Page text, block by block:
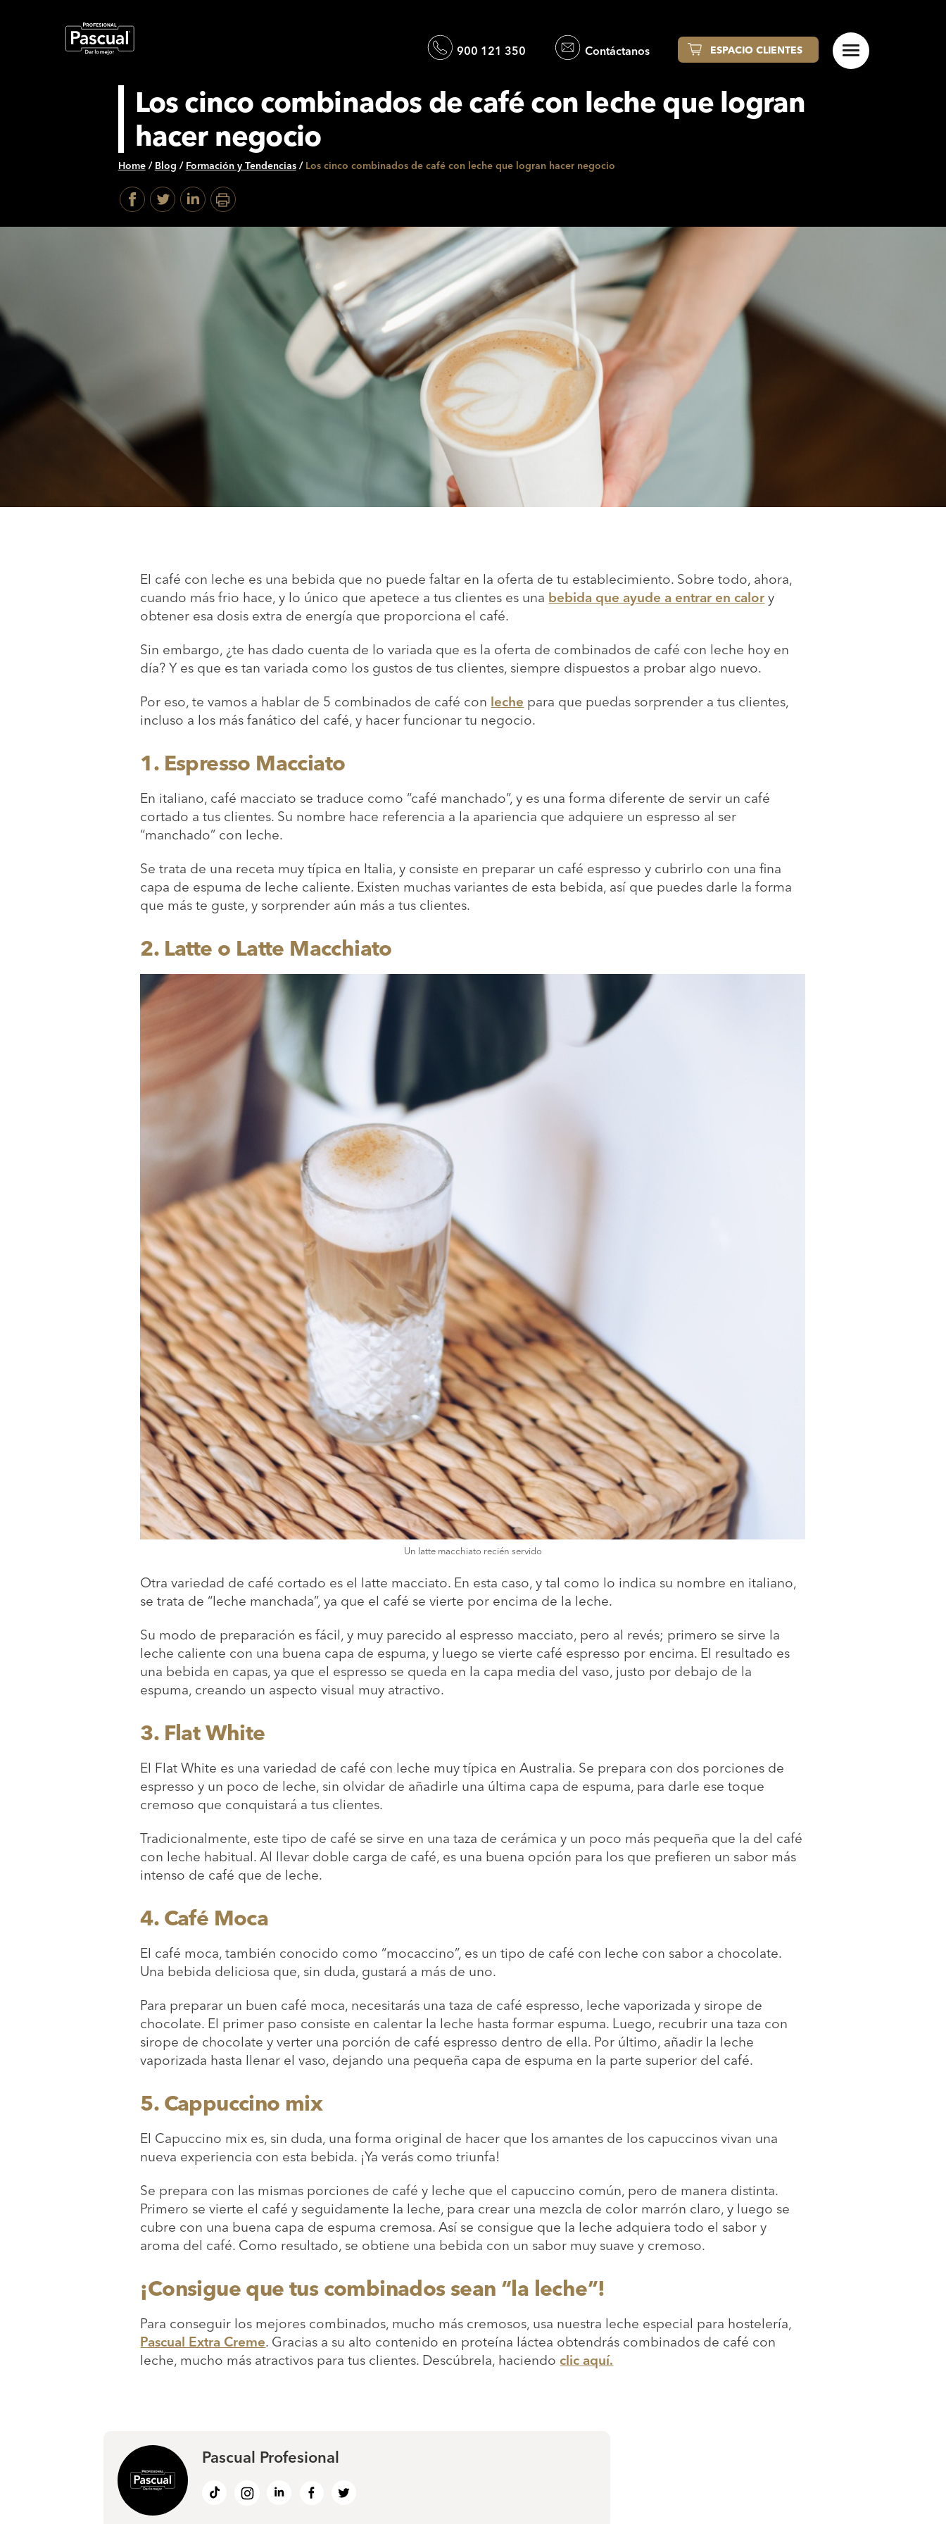
900 121 350 Contáctanos ESPACIO CLIENTES
Los cinco combinados de café con leche que logran
hacer negocio
Home/ Blog / Formación y Tendencias/ Los cinco combinados de café con leche que logran hacer negocio
El café con leche es una bebida que no puede faltar en la oferta de tu establecimiento. Sobre todo, ahora,
cuando más frio hace, y lo único que apetece a tus clientes es una bebida que ayude a entrar en calor y
obtener esa dosis extra de energía que proporciona el café.
Sin embargo, ¿te has dado cuenta de lo variada que es la oferta de combinados de café con leche hoy en
día? Y es que es tan variada como los gustos de tus clientes, siempre dispuestos a probar algo nuevo.
Por eso, te vamos a hablar de 5 combinados de café con leche para que puedas sorprender a tus clientes,
incluso a los más fanático del café, y hacer funcionar tu negocio.
1. Espresso Macciato
En italiano, café macciato se traduce como “café manchado”, y es una forma diferente de servir un café
cortado a tus clientes. Su nombre hace referencia a la apariencia que adquiere un espresso al ser
“manchado” con leche.
Se trata de una receta muy típica en Italia, y consiste en preparar un café espresso y cubrirlo con una fina
capa de espuma de leche caliente. Existen muchas variantes de esta bebida, así que puedes darle la forma
que más te guste, y sorprender aún más a tus clientes.
2. Latte o Latte Macchiato
Un latte macchiato recién servido
Otra variedad de café cortado es el latte macciato. En esta caso, y tal como lo indica su nombre en italiano,
se trata de “leche manchada”, ya que el café se vierte por encima de la leche.
Su modo de preparación es fácil, y muy parecido al espresso macciato, pero al revés; primero se sirve la
leche caliente con una buena capa de espuma, y luego se vierte café espresso por encima. El resultado es
una bebida en capas, ya que el espresso se queda en la capa media del vaso, justo por debajo de la
espuma, creando un aspecto visual muy atractivo.
3. Flat White
El Flat White es una variedad de café con leche muy típica en Australia. Se prepara con dos porciones de
espresso y un poco de leche, sin olvidar de añadirle una última capa de espuma, para darle ese toque
cremoso que conquistará a tus clientes.
Tradicionalmente, este tipo de café se sirve en una taza de cerámica y un poco más pequeña que la del café
con leche habitual. Al llevar doble carga de café, es una buena opción para los que prefieren un sabor más
intenso de café que de leche.
4. Café Moca
El café moca, también conocido como “mocaccino”, es un tipo de café con leche con sabor a chocolate.
Una bebida deliciosa que, sin duda, gustará a más de uno.
Para preparar un buen café moca, necesitarás una taza de café espresso, leche vaporizada y sirope de
chocolate. El primer paso consiste en calentar la leche hasta formar espuma. Luego, recubrir una taza con
sirope de chocolate y verter una porción de café espresso dentro de ella. Por último, añadir la leche
vaporizada hasta llenar el vaso, dejando una pequeña capa de espuma en la parte superior del café.
5. Cappuccino mix
El Capuccino mix es, sin duda, una forma original de hacer que los amantes de los capuccinos vivan una
nueva experiencia con esta bebida. ¡Ya verás como triunfa!
Se prepara con las mismas porciones de café y leche que el capuccino común, pero de manera distinta.
Primero se vierte el café y seguidamente la leche, para crear una mezcla de color marrón claro, y luego se
cubre con una buena capa de espuma cremosa. Así se consigue que la leche adquiera todo el sabor y
aroma del café. Como resultado, se obtiene una bebida con un sabor muy suave y cremoso.
¡Consigue que tus combinados sean “la leche”!
Para conseguir los mejores combinados, mucho más cremosos, usa nuestra leche especial para hostelería,
Pascual Extra Creme. Gracias a su alto contenido en proteína láctea obtendrás combinados de café con
leche, mucho más atractivos para tus clientes. Descúbrela, haciendo clic aquí.
Pascual Profesional